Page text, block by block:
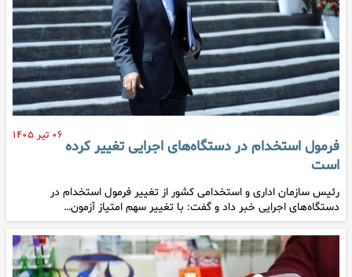
۰۶ تیر ۱۴۰۵
فرمول استخدام در دستگاه‌های اجرایی تغییر کرده
است
رئیس سازمان اداری و استخدامی کشور از تغییر فرمول استخدام در
دستگاه‌های اجرایی خبر داد و گفت: با تغییر سهم امتیاز آزمون…